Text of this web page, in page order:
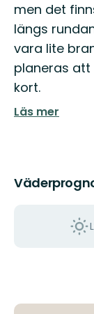
men det
längs
vara lite
planeras att
kort.
Läs mer